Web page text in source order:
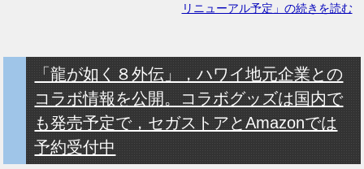
リニューアル予定」の続きを読む
「龍が如く８外伝」，ハワイ地元企業との
コラボ情報を公開。コラボグッズは国内で
も発売予定で，セガストアとAmazonでは
予約受付中